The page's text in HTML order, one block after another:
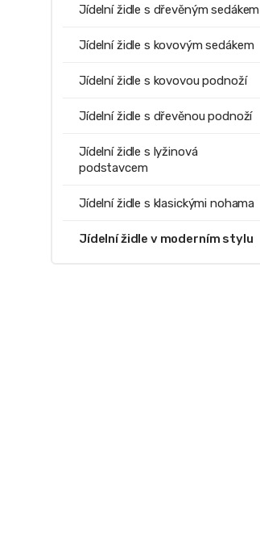
Jídelní židle s dřevěným sedákem
Jídelní židle s kovovým sedákem
Jídelní židle s kovovou podnoží
Jídelní židle s dřevěnou podnoží
Jídelní židle s lyžinová
podstavcem
Jídelní židle s klasickými nohama
Jídelní židle v moderním stylu